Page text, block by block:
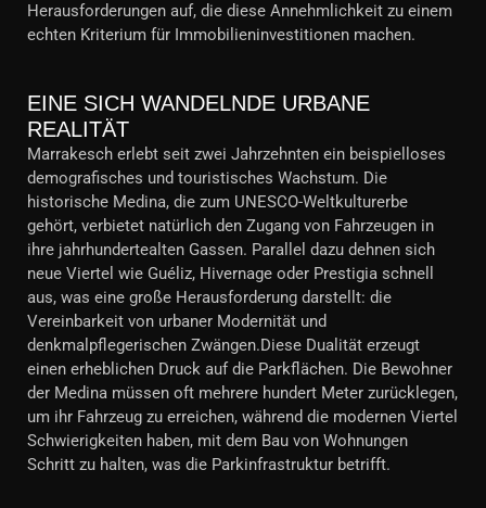
Herausforderungen auf, die diese Annehmlichkeit zu einem
echten Kriterium für Immobilieninvestitionen machen.
EINE SICH WANDELNDE URBANE
REALITÄT
Marrakesch erlebt seit zwei Jahrzehnten ein beispielloses
demografisches und touristisches Wachstum. Die
historische Medina, die zum UNESCO-Weltkulturerbe
gehört, verbietet natürlich den Zugang von Fahrzeugen in
ihre jahrhundertealten Gassen. Parallel dazu dehnen sich
neue Viertel wie Guéliz, Hivernage oder Prestigia schnell
aus, was eine große Herausforderung darstellt: die
Vereinbarkeit von urbaner Modernität und
denkmalpflegerischen Zwängen.Diese Dualität erzeugt
einen erheblichen Druck auf die Parkflächen. Die Bewohner
der Medina müssen oft mehrere hundert Meter zurücklegen,
um ihr Fahrzeug zu erreichen, während die modernen Viertel
Schwierigkeiten haben, mit dem Bau von Wohnungen
Schritt zu halten, was die Parkinfrastruktur betrifft.